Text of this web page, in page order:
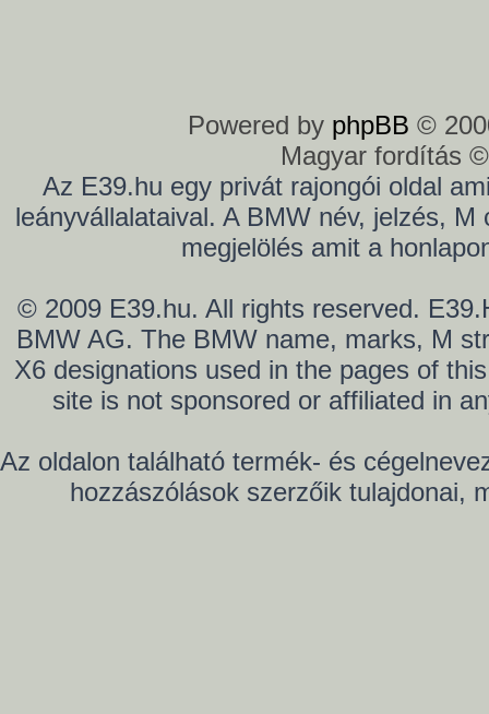
Powered by phpBB ©
Magyar fordítás
Az E39.hu egy privát rajongói oldal
leányvállalataival. A BMW név, jelzés,
megjelölés amit a
© 2009 E39.hu. All rights reserved.
BMW AG. The BMW name, marks, M
X6 designations used in the pages of
site is not sponsored or affiliated in
Az oldalon található termék- és
hozzászólások szerzőik tulajdonai,